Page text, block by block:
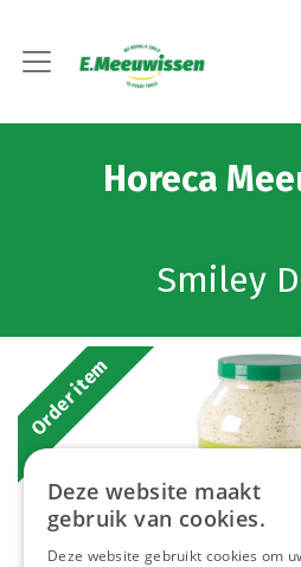
Horeca
Smiley
Order item
Deze website maakt
gebruik van cookies.
Deze website gebruikt cookies om